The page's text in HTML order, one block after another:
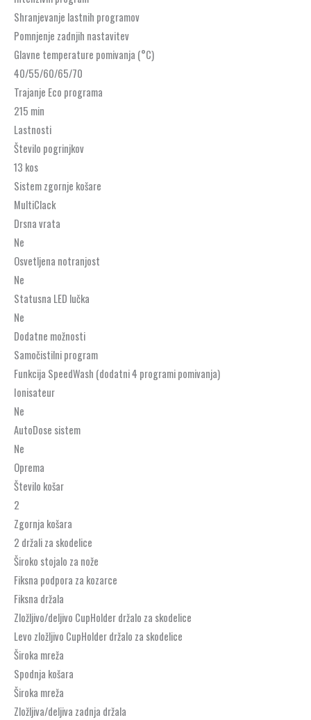
Shranjevanje lastnih programov
Pomnjenje zadnjih nastavitev
Glavne temperature pomivanja (°C)
40/55/60/65/70
Trajanje Eco programa
215 min
Lastnosti
Število pogrinjkov
13 kos
Sistem zgornje košare
MultiClack
Drsna vrata
Ne
Osvetljena notranjost
Ne
Statusna LED lučka
Ne
Dodatne možnosti
Samočistilni program
Funkcija SpeedWash (dodatni 4 programi pomivanja)
Ionisateur
Ne
AutoDose sistem
Ne
Oprema
Število košar
2
Zgornja košara
2 držali za skodelice
Široko stojalo za nože
Fiksna podpora za kozarce
Fiksna držala
Zložljivo/deljivo CupHolder držalo za skodelice
Levo zložljivo CupHolder držalo za skodelice
Široka mreža
Spodnja košara
Široka mreža
Zložljiva/deljiva zadnja držala